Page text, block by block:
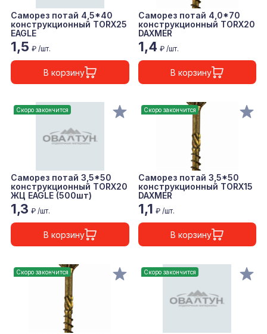
Саморез потай 4,5*40
конструкционный TORX25
EAGLE
1,5 ₽ /шт.
В корзину
Саморез потай 4,0*70
конструкционный TORX20
DAXMER
1,4 ₽ /шт.
В корзину
Скоро закончится
Саморез потай 3,5*50
конструкционный TORX20
ЖЦ EAGLE (500шт)
1,3 ₽ /шт.
В корзину
Скоро закончится
Саморез потай 3,5*50
конструкционный TORX15
DAXMER
1,1 ₽ /шт.
В корзину
Скоро закончится Скоро закончится